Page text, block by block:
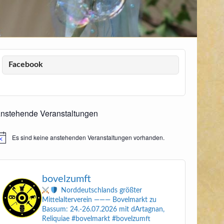
Facebook
Veranstaltungen
Es sind keine anstehenden Veranstaltungen vorhanden.
bovelzumft
Norddeutschlands größter
Mittelalterverein ———Bovelmarkt zu
Bassum: 24.-26.07.2026mit dArtagnan,
Reliquiae #bovelmarkt #bovelzumft